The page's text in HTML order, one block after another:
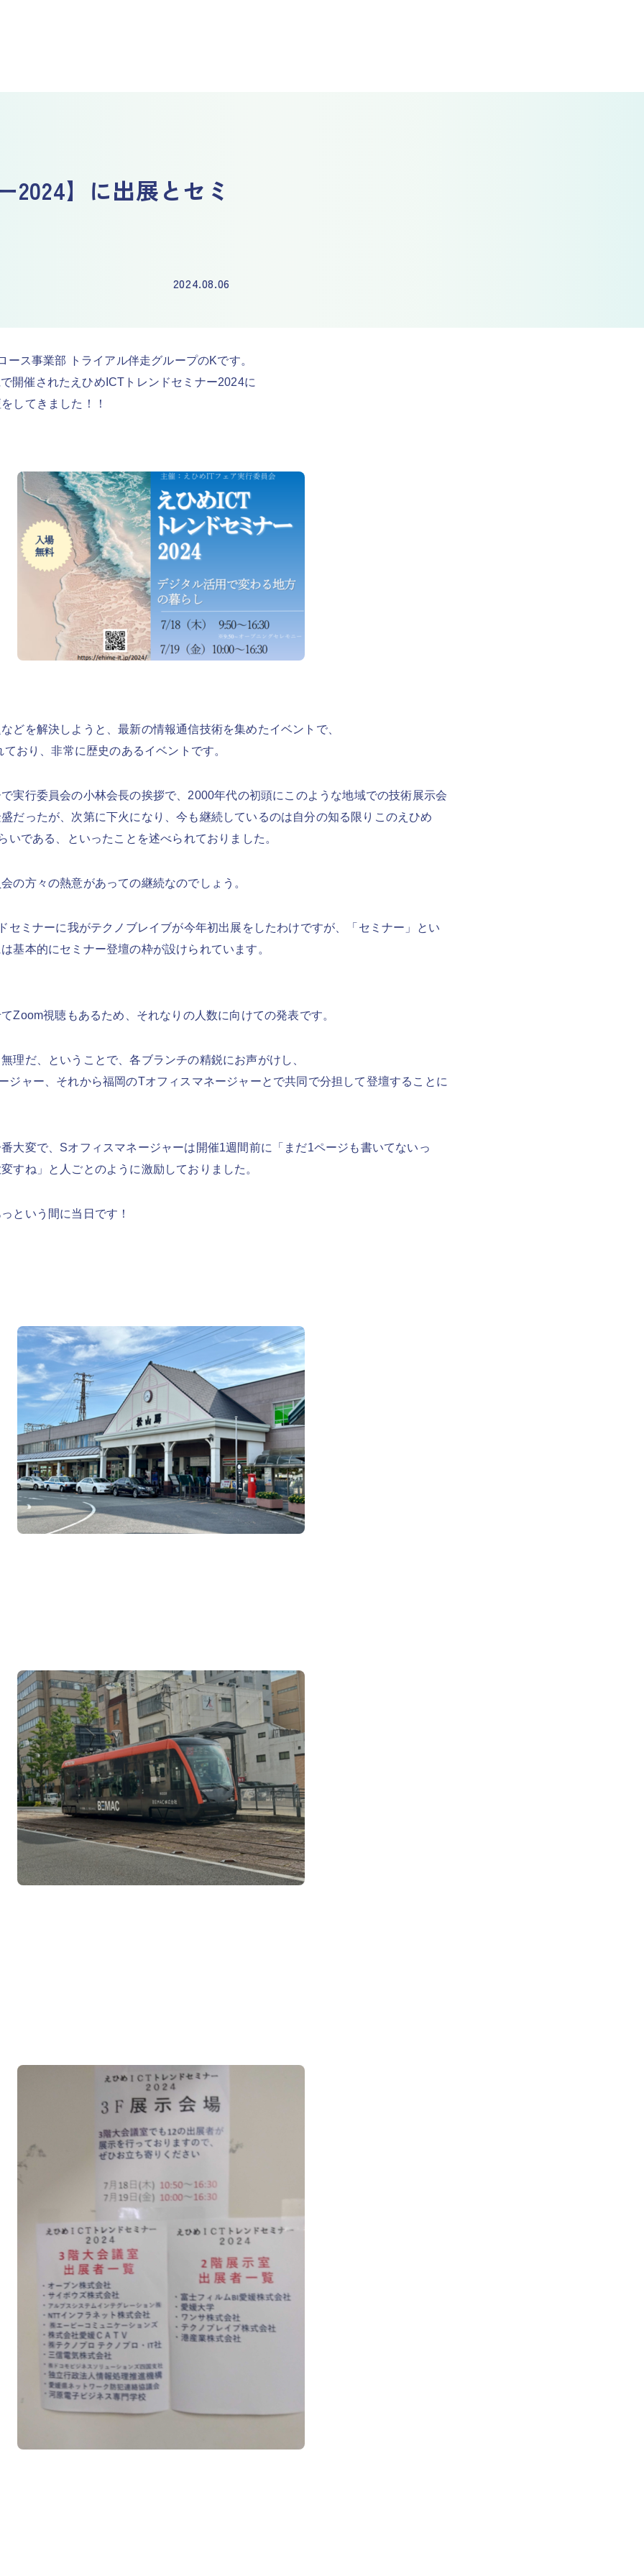
2024】に出展とセミ
2024.08.06
ース事業部 トライアル伴走グループのKです。
開催されたえひめICTトレンドセミナー2024に
してきました！！
どを解決しようと、最新の情報通信技術を集めたイベントで、
おり、非常に歴史のあるイベントです。
実行委員会の小林会長の挨拶で、2000年代の初頭にこのような地域での技術展示会
だったが、次第に下火になり、今も継続しているのは自分の知る限りこのえひめ
いである、といったことを述べられておりました。
の方々の熱意があっての継続なのでしょう。
セミナーに我がテクノブレイブが今年初出展をしたわけですが、「セミナー」とい
基本的にセミナー登壇の枠が設けられています。
Zoom視聴もあるため、それなりの人数に向けての発表です。
理だ、ということで、各ブランチの精鋭にお声がけし、
ジャー、それから福岡のTオフィスマネージャーとで共同で分担して登壇することに
大変で、Sオフィスマネージャーは開催1週間前に「まだ1ページも書いてないっ
すね」と人ごとのように激励しておりました。
という間に当日です！